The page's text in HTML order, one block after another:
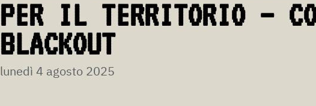
PER IL TERRITORIO –
BLACKOUT
lunedì 4 agosto 2025